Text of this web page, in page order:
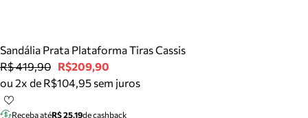
Sandália Prata Plataforma Tiras Cassis
R$ 419,90 R$209,90
ou 2x de R$104,95 sem juros
Receba atéR$ 25,19de cashback